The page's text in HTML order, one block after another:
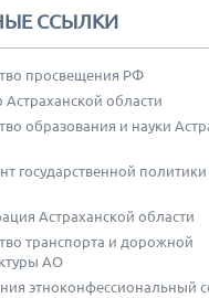
ССЫЛКИ
просвещения РФ
Астраханской области
образования и науки
государственной
Астраханской области
транспорта и дорожной
АО
этноконфессиональный